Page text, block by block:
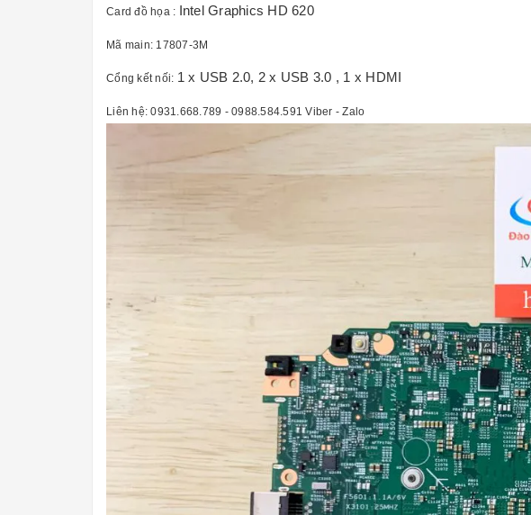
Card đồ họa : Intel Graphics HD 620
Mã main: 17807-3M
Cổng kết nối: 1 x USB 2.0, 2 x USB 3.0 , 1 x HDMI
Liên hệ: 0931.668.789 - 0988.584.591 Viber - Zalo